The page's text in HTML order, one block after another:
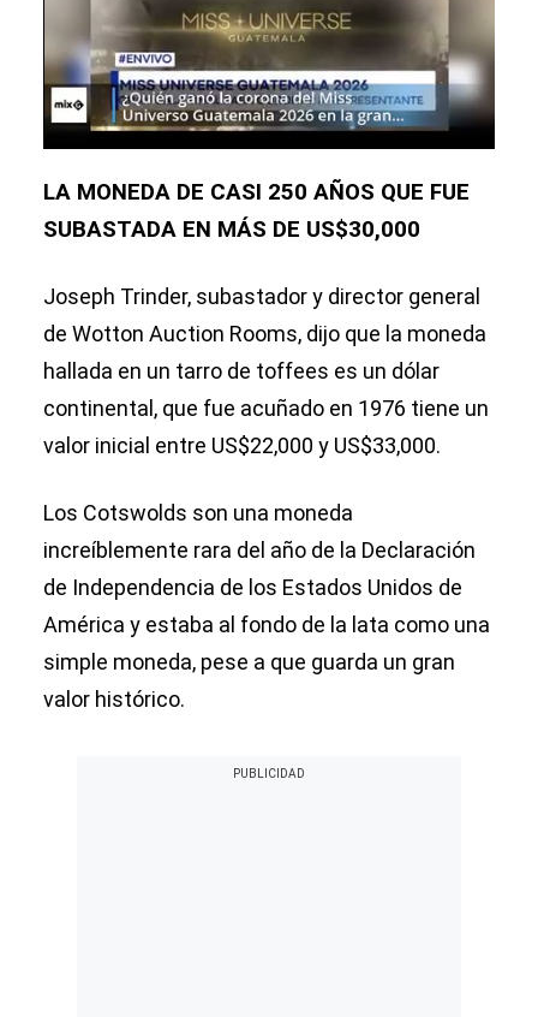
LA MONEDA DE CASI 250 AÑOS QUE FUE
SUBASTADA EN MÁS DE US$30,000
Joseph Trinder, subastador y director general
de Wotton Auction Rooms, dijo que la moneda
hallada en un tarro de toffees es un dólar
continental, que fue acuñado en 1976 tiene un
valor inicial entre US$22,000 y US$33,000.
Los Cotswolds son una moneda
increíblemente rara del año de la Declaración
de Independencia de los Estados Unidos de
América y estaba al fondo de la lata como una
simple moneda, pese a que guarda un gran
valor histórico.